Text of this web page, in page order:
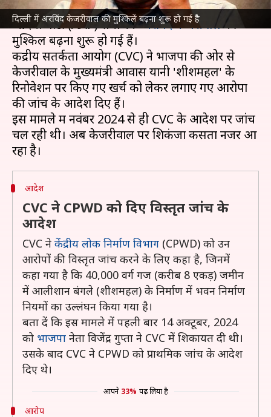
दिल्ली में अरविंद केजरीवाल की मुश्किलें बढ़ना शुरू हो गई है
दिल्ली विधानसभा चुनावमें मिली करारी हार के बाद आम
आदमी पार्टी (AAP) संयोजकअरविंद केजरीवालकी
मुश्किलें बढ़ना शुरू हो गई हैं।
केंद्रीय सतर्कता आयोग (CVC) ने भाजपा की ओर से
केजरीवाल के मुख्यमंत्री आवास यानी 'शीशमहल' के
रिनोवेशन पर किए गए खर्च को लेकर लगाए गए आरोपों
की जांच के आदेश दिए हैं।
इस मामले में नवंबर 2024 से ही CVC के आदेश पर जांच
चल रही थी। अब केजरीवाल पर शिकंजा कसता नजर आ
आदेश
CVC ने CPWD को दिए विस्तृत जांच के
आदेश
CVC ने केंद्रीय लोक निर्माण विभाग (CPWD) को उन
आरोपों की विस्तृत जांच करने के लिए कहा है, जिनमें
कहा गया है कि 40,000 वर्ग गज (करीब 8 एकड़) जमीन
में आलीशान बंगले (शीशमहल) के निर्माण में भवन निर्माण
नियमों का उल्लंघन किया गया है।
बता दें कि इस मामले में पहली बार 14 अक्टूबर, 2024
को भाजपा नेता विजेंद्र गुप्ता ने CVC में शिकायत दी थी।
उसके बाद CVC ने CPWD को प्राथमिक जांच के आदेश
दिए थे।
आपने 33% पढ़ लिया है
आरोप